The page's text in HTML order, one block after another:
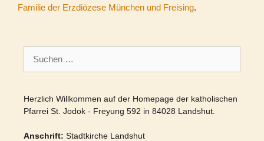
Familie der Erzdiözese München und Freising.
nach:
Herzlich Willkommen auf der Homepage der katholischen
Pfarrei St. Jodok - Freyung 592 in 84028 Landshut.
Anschrift: Stadtkirche Landshut